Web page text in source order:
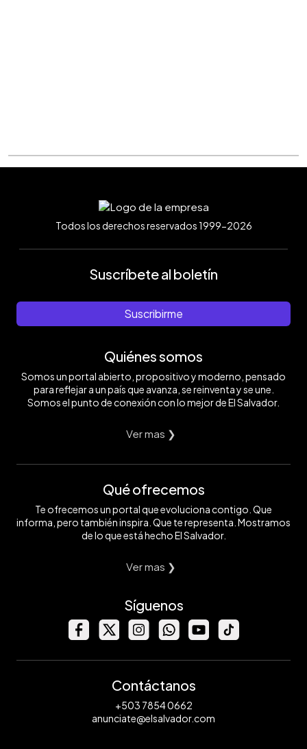
Todos los derechos reservados 1999-2026
Suscríbete al boletín
Suscribirme
Quiénes somos
Somos un portal abierto, propositivo y moderno, pensado
para reflejar a un país que avanza, se reinventa y se une.
Somos el punto de conexión con lo mejor de El Salvador.
Ver mas ❯
Qué ofrecemos
Te ofrecemos un portal que evoluciona contigo. Que
informa, pero también inspira. Que te representa. Mostramos
de lo que está hecho El Salvador.
Ver mas ❯
Síguenos
Contáctanos
+503 7854 0662
anunciate@elsalvador.com